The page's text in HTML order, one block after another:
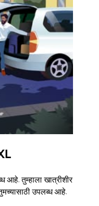
आहे. तुम्हाला खात्रीशीर
उपलब्ध आहे.